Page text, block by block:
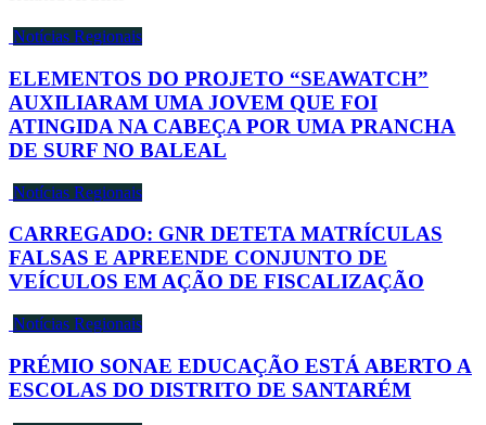
Notícias Regionais
ELEMENTOS DO PROJETO “SEAWATCH”
AUXILIARAM UMA JOVEM QUE FOI
ATINGIDA NA CABEÇA POR UMA PRANCHA
DE SURF NO BALEAL
Notícias Regionais
CARREGADO: GNR DETETA MATRÍCULAS
FALSAS E APREENDE CONJUNTO DE
VEÍCULOS EM AÇÃO DE FISCALIZAÇÃO
Notícias Regionais
PRÉMIO SONAE EDUCAÇÃO ESTÁ ABERTO A
ESCOLAS DO DISTRITO DE SANTARÉM